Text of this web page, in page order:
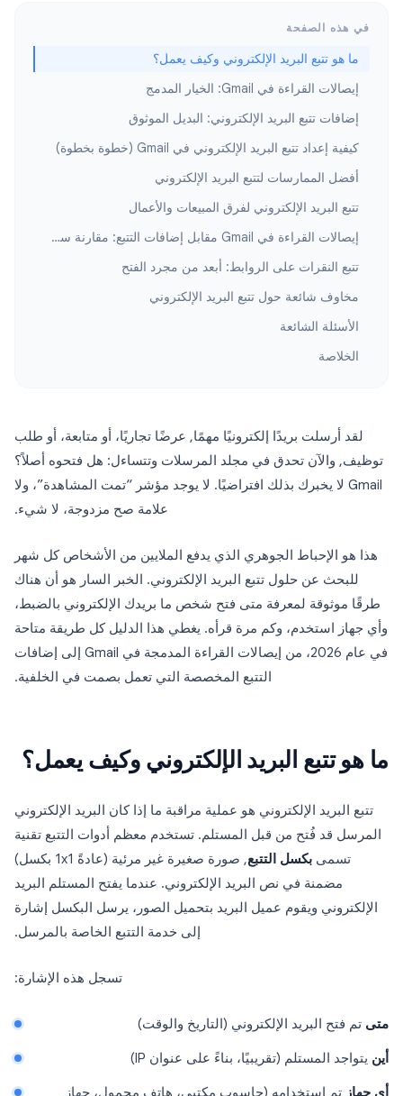
في هذه الصفحة
ما هو تتبع البريد الإلكتروني وكيف يعمل؟
إيصالات القراءة في Gmail: الخيار المدمج
إضافات تتبع البريد الإلكتروني: البديل الموثوق
كيفية إعداد تتبع البريد الإلكتروني في Gmail (خطوة بخطوة)
أفضل الممارسات لتتبع البريد الإلكتروني
تتبع البريد الإلكتروني لفرق المبيعات والأعمال
إيصالات القراءة في Gmail مقابل إضافات التتبع: مقارنة سريعة
تتبع النقرات على الروابط: أبعد من مجرد الفتح
مخاوف شائعة حول تتبع البريد الإلكتروني
الأسئلة الشائعة
الخلاصة
لقد أرسلت بريدًا إلكترونيًا مهمًا, عرضًا تجاريًا، أو متابعة، أو طلب
توظيف, والآن تحدق في مجلد المرسلات وتتساءل: هل فتحوه أصلاً؟
Gmail لا يخبرك بذلك افتراضيًا. لا يوجد مؤشر “تمت المشاهدة”، ولا
علامة صح مزدوجة، لا شيء.
هذا هو الإحباط الجوهري الذي يدفع الملايين من الأشخاص كل شهر
للبحث عن حلول تتبع البريد الإلكتروني. الخبر السار هو أن هناك
طرقًا موثوقة لمعرفة متى فتح شخص ما بريدك الإلكتروني بالضبط،
وأي جهاز استخدم، وكم مرة قرأه. يغطي هذا الدليل كل طريقة متاحة
في عام 2026، من إيصالات القراءة المدمجة في Gmail إلى إضافات
التتبع المخصصة التي تعمل بصمت في الخلفية.
ما هو تتبع البريد الإلكتروني وكيف يعمل؟
تتبع البريد الإلكتروني هو عملية مراقبة ما إذا كان البريد الإلكتروني
المرسل قد فُتح من قبل المستلم. تستخدم معظم أدوات التتبع تقنية
تسمى بكسل التتبع
, صورة صغيرة غير مرئية (عادةً 1x1 بكسل)
مضمنة في نص البريد الإلكتروني. عندما يفتح المستلم البريد
الإلكتروني ويقوم عميل البريد بتحميل الصور، يرسل البكسل إشارة
إلى خدمة التتبع الخاصة بالمرسل.
تسجل هذه الإشارة:
متى تم فتح البريد الإلكتروني (التاريخ والوقت)
أين يتواجد المستلم (تقريبيًا، بناءً على عنوان IP)
أي جهاز تم استخدامه (حاسوب مكتبي، هاتف محمول، جهاز